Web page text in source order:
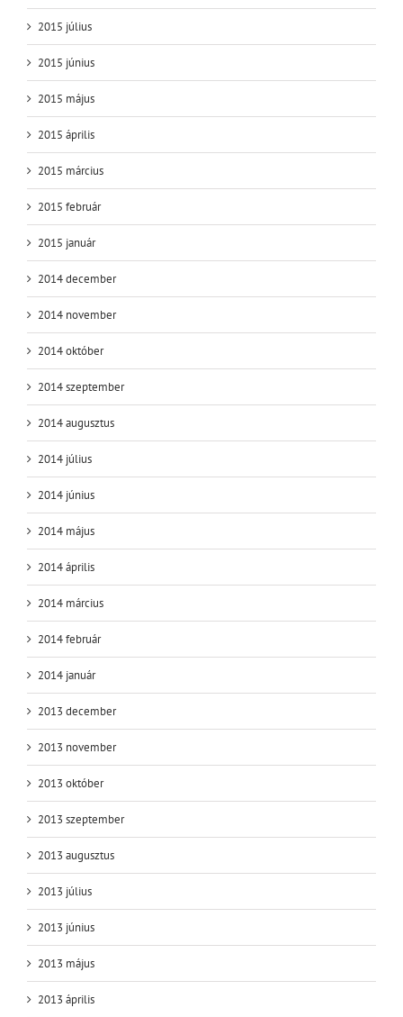
2015 július
2015 június
2015 május
2015 április
2015 március
2015 február
2015 január
2014 december
2014 november
2014 október
2014 szeptember
2014 augusztus
2014 július
2014 június
2014 május
2014 április
2014 március
2014 február
2014 január
2013 december
2013 november
2013 október
2013 szeptember
2013 augusztus
2013 július
2013 június
2013 május
2013 április